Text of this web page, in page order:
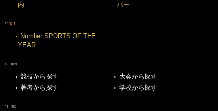
内
バー
SPECIAL
Number SPORTS OF THE
YEAR
ARCHIVE
競技から探す
大会から探す
著者から探す
学校から探す
OTHERS